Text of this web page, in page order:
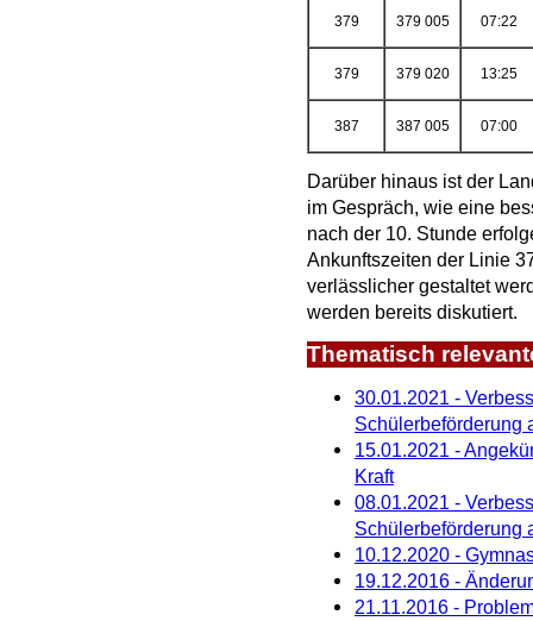
379 379 005 07:22
379 379 020 13:25
387 387 005 07:00
Darüber hinaus ist der
im Gespräch, wie eine
nach der 10. Stunde
Ankunftszeiten der Linie
verlässlicher gestaltet
werden bereits diskutiert.
Thematisch
30.01.2021 -
Schülerbeförderung
15.01.2021 -
Kraft
08.01.2021 -
Schülerbeförderung
10.12.2020 -
19.12.2016 -
21.11.2016 -